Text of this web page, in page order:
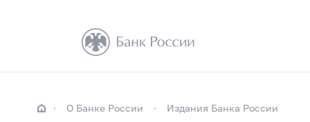
О Банке России Издания Банка России